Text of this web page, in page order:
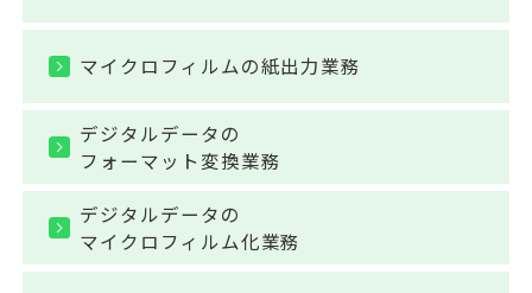
マイクロフィルムの紙出力業務
デジタルデータの
フォーマット変換業務
デジタルデータの
マイクロフィルム化業務